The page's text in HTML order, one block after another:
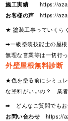
施工実績
https://
お客様の声
https://
★ 塗装工事っていくら
➡一級塗装技能士の屋
無理な営業等は一切行
外壁屋根無料診断
★色を塗る前にシミュ
な塗料がいいの？ 業者
➡ どんなご質問でもお
お問い合わせ
https://